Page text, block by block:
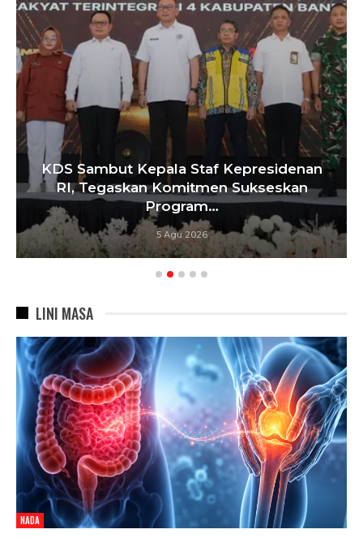
KDS Sambut Kepala Staf Kepresidenan
RI, Tegaskan Komitmen Sukseskan
Program…
5 Agu 2026
LINI MASA
NADA